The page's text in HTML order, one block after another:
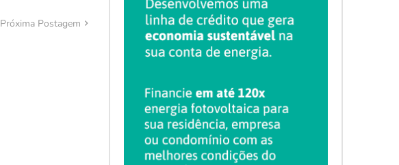
Próxima Postagem